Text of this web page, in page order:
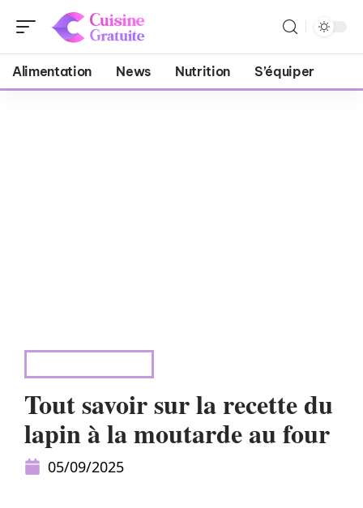
Alimentation News Nutrition S’équiper
Tout savoir sur la recette du
lapin à la moutarde au four
05/09/2025